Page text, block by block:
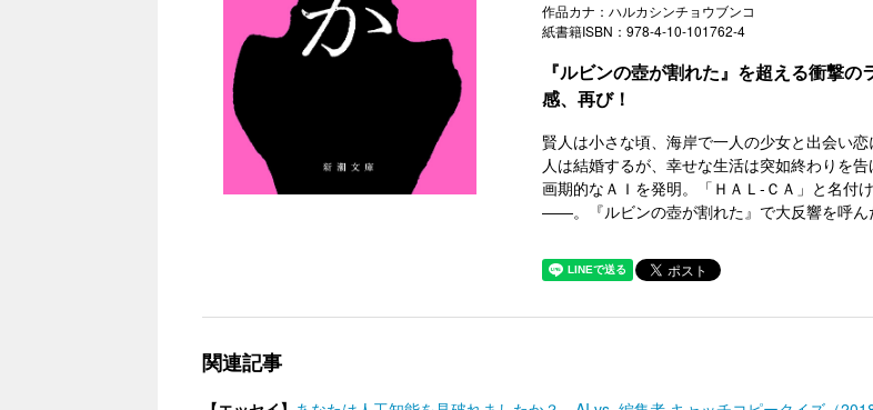
作品カナ：ハルカシンチョウブンコ
紙書籍ISBN：978-4-10-101762-4
『ルビンの壺が割れた』を超える衝撃
感、再び！
賢人は小さな頃、海岸で一人の少女と出会い
人は結婚するが、幸せな生活は突如終わりを
画期的なＡＩを発明。「ＨＡＬ‐ＣＡ」と名付
――。『ルビンの壺が割れた』で大反響を呼ん
関連記事